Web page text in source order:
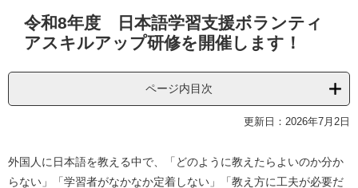
令和8年度 日本語学習支援ボランティ
アスキルアップ研修を開催します！
ページ内目次
更新日：2026年7月2日
外国人に日本語を教える中で、「どのように教えたらよいのか分か
らない」「学習者がなかなか定着しない」「教え方に工夫が必要だ